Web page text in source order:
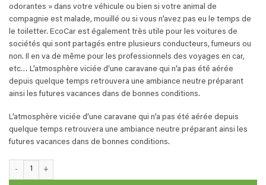
odorantes » dans votre véhicule ou bien si votre animal de
compagnie est malade, mouillé ou si vous n’avez pas eu le temps de
le toiletter. EcoCar est également très utile pour les voitures de
sociétés qui sont partagés entre plusieurs conducteurs, fumeurs ou
non. Il en va de même pour les professionnels des voyages en car,
etc… L’atmosphère viciée d’une caravane qui n’a pas été aérée
depuis quelque temps retrouvera une ambiance neutre préparant
ainsi les futures vacances dans de bonnes conditions.
L’atmosphère viciée d’une caravane qui n’a pas été aérée depuis
quelque temps retrouvera une ambiance neutre préparant ainsi les
futures vacances dans de bonnes conditions.
EcoCar - 0,25 litre quantity